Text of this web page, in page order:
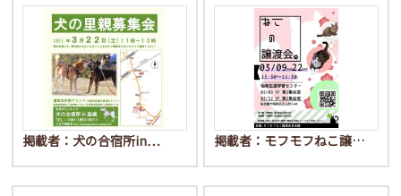
掲載者：犬の合宿所in… 掲載者：モフモフねこ譲…